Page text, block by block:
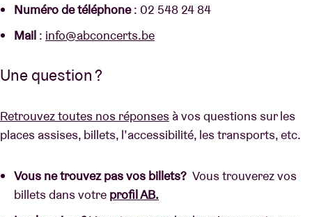
BRDCST
ABtv
Chèque-concert
Contact
Numéro de téléphone: 02 548 24 84
Mail : info@abconcerts.be
Une question ?
Retrouvez toutes nos réponses à vos questions sur les
places assises, billets, l’accessibilité, les transports, etc.
Vous ne trouvez pas vos billets? Vous trouverez vos
billets dans votre profil AB.